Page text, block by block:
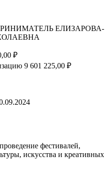
ЕЛИЗАРОВА-
₽
9 601 225,00 ₽
фестивалей,
искусства и креативных